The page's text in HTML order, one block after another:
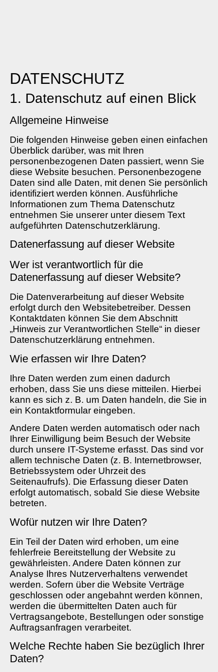
DATENSCHUTZ
1. Datenschutz auf einen Blick
Allgemeine Hinweise
Die folgenden Hinweise geben einen einfachen
Überblick darüber, was mit Ihren
personenbezogenen Daten passiert, wenn Sie
diese Website besuchen. Personenbezogene
Daten sind alle Daten, mit denen Sie persönlich
identifiziert werden können. Ausführliche
Informationen zum Thema Datenschutz
entnehmen Sie unserer unter diesem Text
aufgeführten Datenschutzerklärung.
Datenerfassung auf dieser Website
Wer ist verantwortlich für die
Datenerfassung auf dieser Website?
Die Datenverarbeitung auf dieser Website
erfolgt durch den Websitebetreiber. Dessen
Kontaktdaten können Sie dem Abschnitt
„Hinweis zur Verantwortlichen Stelle“ in dieser
Datenschutzerklärung entnehmen.
Wie erfassen wir Ihre Daten?
Ihre Daten werden zum einen dadurch
erhoben, dass Sie uns diese mitteilen. Hierbei
kann es sich z. B. um Daten handeln, die Sie in
ein Kontaktformular eingeben.
Andere Daten werden automatisch oder nach
Ihrer Einwilligung beim Besuch der Website
durch unsere IT-Systeme erfasst. Das sind vor
allem technische Daten (z. B. Internetbrowser,
Betriebssystem oder Uhrzeit des
Seitenaufrufs). Die Erfassung dieser Daten
erfolgt automatisch, sobald Sie diese Website
betreten.
Wofür nutzen wir Ihre Daten?
Ein Teil der Daten wird erhoben, um eine
fehlerfreie Bereitstellung der Website zu
gewährleisten. Andere Daten können zur
Analyse Ihres Nutzerverhaltens verwendet
werden. Sofern über die Website Verträge
geschlossen oder angebahnt werden können,
werden die übermittelten Daten auch für
Vertragsangebote, Bestellungen oder sonstige
Auftragsanfragen verarbeitet.
Welche Rechte haben Sie bezüglich Ihrer
Daten?